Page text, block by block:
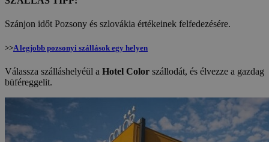
Szánjon időt Pozsony és szlovákia értékeinek felfedezésére.
>>A legjobb pozsonyi szállások egy helyen
Válassza szálláshelyéül a Hotel Color szállodát, és élvezze a gazdag
büféreggelit.